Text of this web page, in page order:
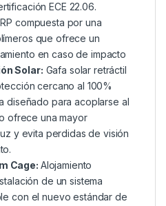
ECE 22.06.
compuesta por una
que ofrece un
en caso de impacto
Solar: Gafa solar retráctil
cercano al 100%
diseñado para acoplarse al
ofrece una mayor
y evita perdidas de visión
Cage: Alojamiento
de un sistema
con el nuevo estándar de